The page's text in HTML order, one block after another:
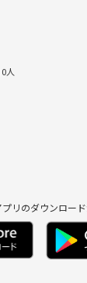
人
プリのダウンロー